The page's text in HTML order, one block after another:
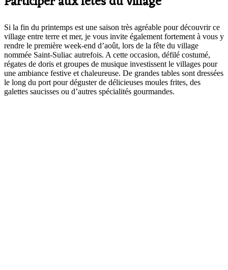
Si la fin du printemps est une saison très agréable pour découvrir ce
village entre terre et mer, je vous invite également fortement à vous y
rendre le première week-end d’août, lors de la fête du village
nommée Saint-Suliac autrefois. A cette occasion, défilé costumé,
régates de doris et groupes de musique investissent le villages pour
une ambiance festive et chaleureuse. De grandes tables sont dressées
le long du port pour déguster de délicieuses moules frites, des
galettes saucisses ou d’autres spécialités gourmandes.